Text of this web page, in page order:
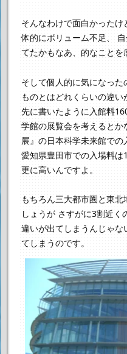
そんなわけで面白かった
体的にボリューム不足、
てたかもなあ、的なことを
そして個人的に気になった
ものとはどれくらいの違い
先に書いたように入館料
学館の展覧会を考えると
展』の日本科学未来館での
愛知県豊田市での入場料
更に高いんですよ。
もちろん三大都市圏と東
しょうが さすがに3割近く
違いが出てしまうんじゃな
てしまうのです。